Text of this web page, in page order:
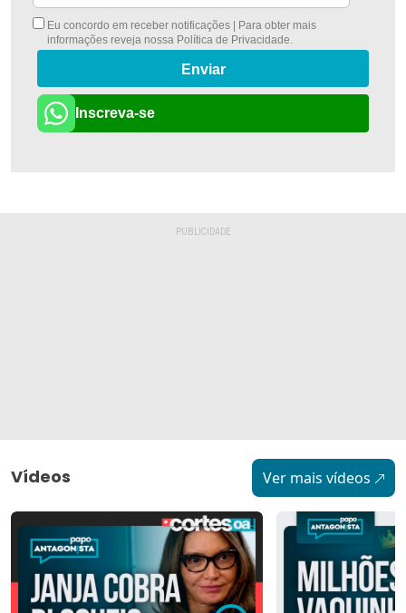
Eu concordo em receber notificações | Para obter mais
informações reveja nossa Política de Privacidade.
Enviar
Inscreva-se
Vídeos Ver mais vídeos